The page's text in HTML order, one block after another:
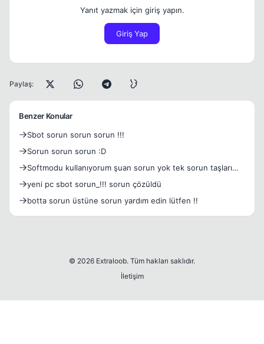
Yanıt yazmak için giriş yapın.
Giriş Yap
Paylaş:
Benzer Konular
Sbot sorun sorun sorun !!!
Sorun sorun sorun :D
Softmodu kullanıyorum şuan sorun yok tek sorun taşları
topla
yeni pc sbot sorun_!!! sorun çözüldü
botta sorun üstüne sorun yardım edin lütfen !!
© 2026 Extraloob. Tüm hakları saklıdır.
İletişim